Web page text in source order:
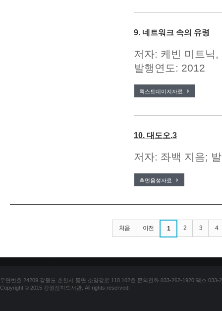
9. 네트워크 속의 유령
저자: 케빈 미트닉
발행연도: 2012
텍스트데이지자료
10. 대도오.3
저자: 좌백 지음;
휴먼음성자료
처음 이전 1 2 3 4
우편번호 24209 강원도 춘천시 동면 소양강로 110 102호 문의전화 033-262-1920 팩스 033-
Copyright © 2015 강원점자도서관. All rights reserved.